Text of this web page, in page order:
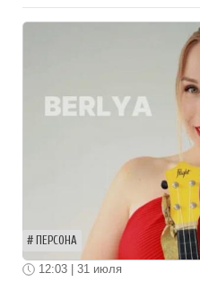
ПЕРСОНА
12:03 | 31 июля